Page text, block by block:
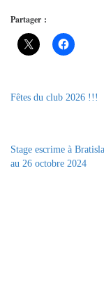
Partager :
Fêtes du club 2026 !!!
Stage escrime à
au 26 octobre 2024